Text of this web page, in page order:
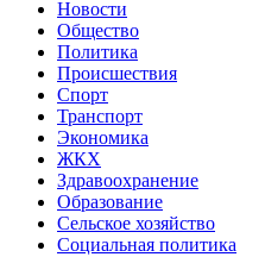
Новости
Общество
Политика
Происшествия
Спорт
Транспорт
Экономика
ЖКХ
Здравоохранение
Образование
Сельское хозяйство
Социальная политика